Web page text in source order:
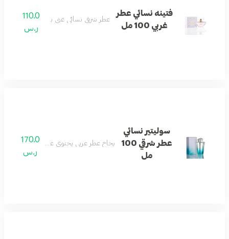
فتينه نسائي عطر
غربي 100 مل
عطر شرقي نسائي غني بالتوابل والعنبر.
110.0
ر.س
سوليتير نسائي
عطر شرقي 100
مل
بخاخ عطر عربي يحتوي على نفحات العود
170.0
ر.س